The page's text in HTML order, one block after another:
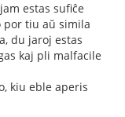
estas sufiĉe
por tiu aŭ simila
du jaroj estas
kaj pli malfacile
kiu eble aperis